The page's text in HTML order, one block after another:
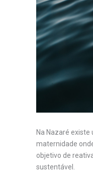
Na Nazaré
maternidade
objetivo de
sustentável.